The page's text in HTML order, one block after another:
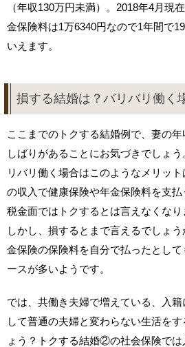
（年収130万円未満）。2018年4月現
金保険料は1万6340円なので1年間で
いえます。
損する結婚は？バリバリ働く
ここまでのトクする結婚例で、妻の
しばりがあることにお気づきでしょ
リバリ働く場合はこのようなメリッ
の収入で健康保険や年金保険料を支払
税金面ではトクするとは言えなくなり
しかし、損するとまで言えるでしょ
金保険の保険料を自分で払ったとし
ースが多いようです。
では、共働き夫婦で増えている、入
して普通の夫婦と変わらない生活を
ょう？トクする結婚②の社会保険で